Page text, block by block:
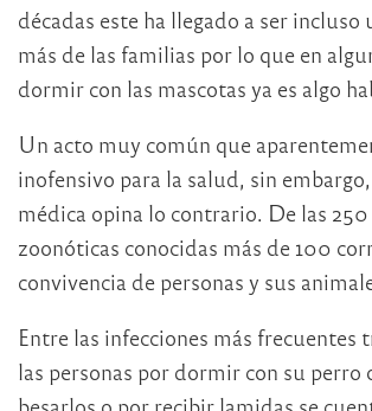
décadas este ha llegado a ser
más de las familias por lo que en
dormir con las mascotas ya es algo
Un acto muy común que
inofensivo para la salud, sin
médica opina lo contrario. De las
zoonóticas conocidas más de 100
convivencia de personas y sus
Entre las infecciones más frecuentes
las personas por dormir con su perro
besarlos o por recibir lamidas se